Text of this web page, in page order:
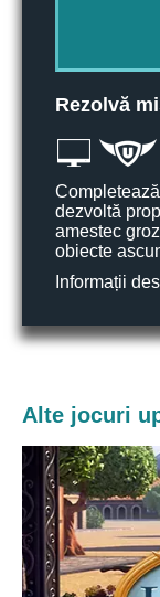
Rezolvă
dezvoltă
amestec
obiecte
Informații
Alte jocuri